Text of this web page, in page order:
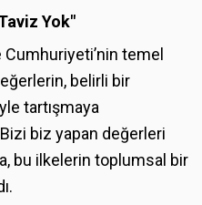
Yok"
Cumhuriyeti’nin temel
belirli bir
tartışmaya
biz yapan değerleri
bu ilkelerin toplumsal bir